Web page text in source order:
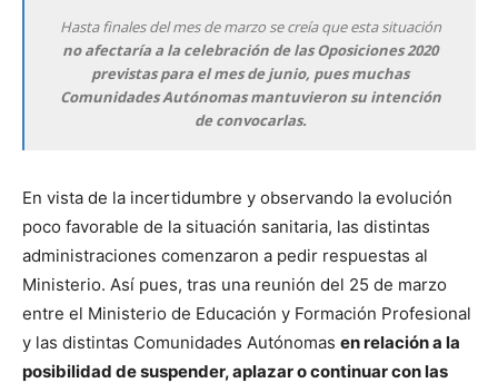
Hasta finales del mes de marzo se creía que esta situación
no afectaría a la celebración de las Oposiciones 2020
previstas para el mes de junio, pues muchas
Comunidades Autónomas mantuvieron su intención
de convocarlas.
En vista de la incertidumbre y observando la evolución
poco favorable de la situación sanitaria, las distintas
administraciones comenzaron a pedir respuestas al
Ministerio. Así pues, tras una reunión del 25 de marzo
entre el Ministerio de Educación y Formación Profesional
y las distintas Comunidades Autónomas en relación a la
posibilidad de suspender, aplazar o continuar con las